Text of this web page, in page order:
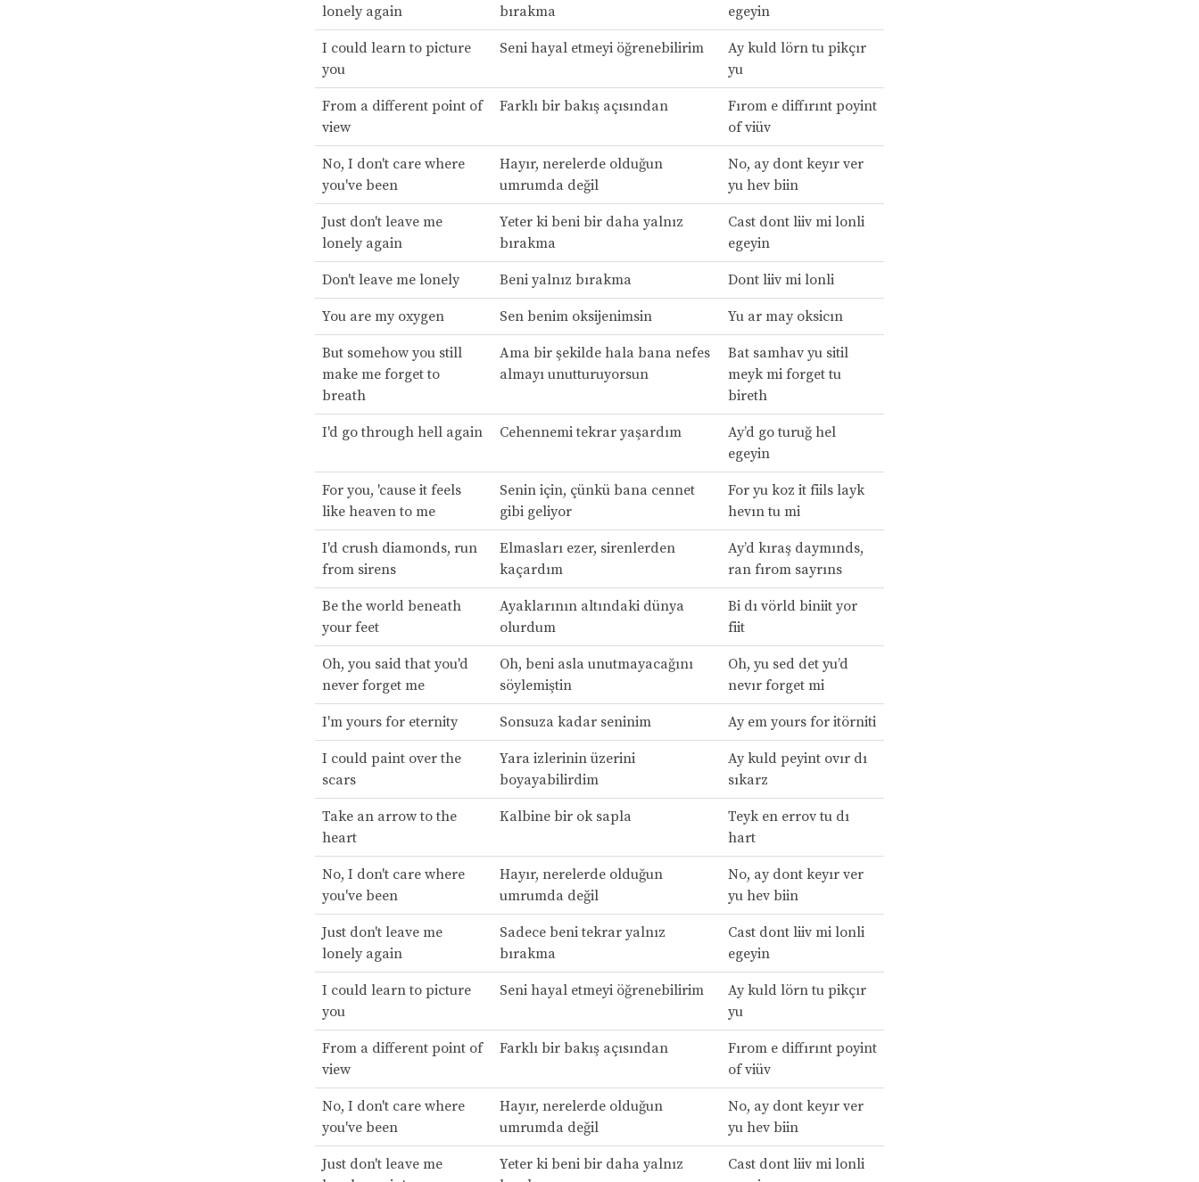
lonely again
bırakma
egeyin
I could learn to picture
you
Seni hayal etmeyi öğrenebilirim
Ay kuld lörn tu pikçır
yu
From a different point of
view
Farklı bir bakış açısından
Fırom e diffırınt poyint
of viüv
No, I don't care where
you've been
Hayır, nerelerde olduğun
umrumda değil
No, ay dont keyır ver
yu hev biin
Just don't leave me
lonely again
Yeter ki beni bir daha yalnız
bırakma
Cast dont liiv mi lonli
egeyin
Don't leave me lonely Beni yalnız bırakma Dont liiv mi lonli
You are my oxygen Sen benim oksijenimsin Yu ar may oksicın
But somehow you still
make me forget to
breath
Ama bir şekilde hala bana nefes
almayı unutturuyorsun
Bat samhav yu sitil
meyk mi forget tu
bireth
I'd go through hell again Cehennemi tekrar yaşardım
Ay’d go turuğ hel
egeyin
For you, 'cause it feels
like heaven to me
Senin için, çünkü bana cennet
gibi geliyor
For yu koz it fiils layk
hevın tu mi
I'd crush diamonds, run
from sirens
Elmasları ezer, sirenlerden
kaçardım
Ay’d kıraş daymınds,
ran fırom sayrıns
Be the world beneath
your feet
Ayaklarının altındaki dünya
olurdum
Bi dı vörld biniit yor
fiit
Oh, you said that you'd
never forget me
Oh, beni asla unutmayacağını
söylemiştin
Oh, yu sed det yu’d
nevır forget mi
I'm yours for eternity Sonsuza kadar seninim Ay em yours for itörniti
I could paint over the
scars
Yara izlerinin üzerini
boyayabilirdim
Ay kuld peyint ovır dı
sıkarz
Take an arrow to the
heart
Kalbine bir ok sapla
Teyk en errov tu dı
hart
No, I don't care where
you've been
Hayır, nerelerde olduğun
umrumda değil
No, ay dont keyır ver
yu hev biin
Just don't leave me
lonely again
Sadece beni tekrar yalnız
bırakma
Cast dont liiv mi lonli
egeyin
I could learn to picture
you
Seni hayal etmeyi öğrenebilirim
Ay kuld lörn tu pikçır
yu
From a different point of
view
Farklı bir bakış açısından
Fırom e diffırınt poyint
of viüv
No, I don't care where
you've been
Hayır, nerelerde olduğun
umrumda değil
No, ay dont keyır ver
yu hev biin
Just don't leave me
Yeter ki beni bir daha yalnız
Cast dont liiv mi lonli